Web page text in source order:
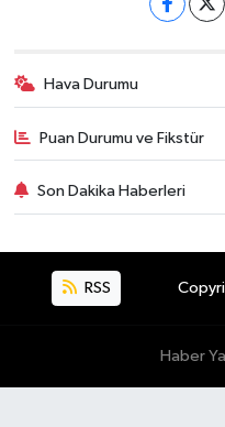
Hava Durumu
Puan Durumu ve Fikstür
Son Dakika Haberleri
RSS
Haber